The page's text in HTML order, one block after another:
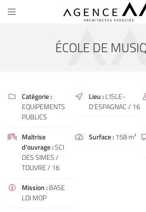

05 49 77 11 90
Adresse email de réception
En cochant cette case, vous consentez à recevoir nos
ÉCOLE DE

Catégorie :
EQUIPEMENTS
PUBLICS
 Lieu :L'ISLE-
D'ESPAGNAC / 16

Maîtrise
d'ouvrage :SCI
DES SIMES /
TOUVRE / 16
 Surface :158 m²
 Mission :BASE
LOI MOP